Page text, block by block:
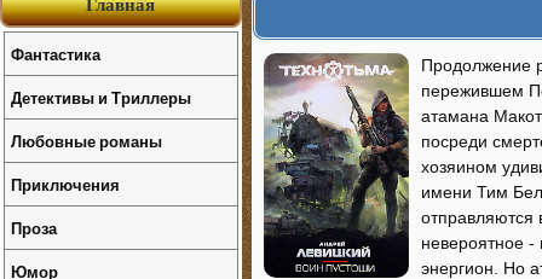
Продолжение
пережившем
атамана
посреди
хозяином
имени Тим
отправляются
невероятное
энергион. Но
Главная
Фантастика
Детективы и Триллеры
Любовные романы
Приключения
Проза
Юмор